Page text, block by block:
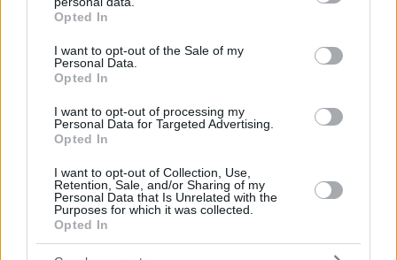
grant or deny consent to Google and its third-party tags to
use your data for below specified purposes in below Google
consent section.
Opted In
I want to opt-out of the Sale of my
Personal Data.
Opted In
I want to opt-out of processing my
Personal Data for Targeted Advertising.
Opted In
I want to opt-out of Collection, Use,
Retention, Sale, and/or Sharing of my
Personal Data that Is Unrelated with the
Purposes for which it was collected.
Opted In
02.03.2022, 00:04
Λατινική Αμερική, η Σαουδική Αραβία, η Κίνα, η
Τουρκια, το Ντουμπάι, η Αίγυπτος,η Κούβα. Ινδία,
ΑΠΑΝΤΗΣΗ
αυτά σας μαθαίνουν στην Πειραιώς?
01.03.2022, 20:26
μάλλον δεν σας τα μαθαίνουν καλά... ούτε όλα
ΑΠΑΝΤΗΣΗ